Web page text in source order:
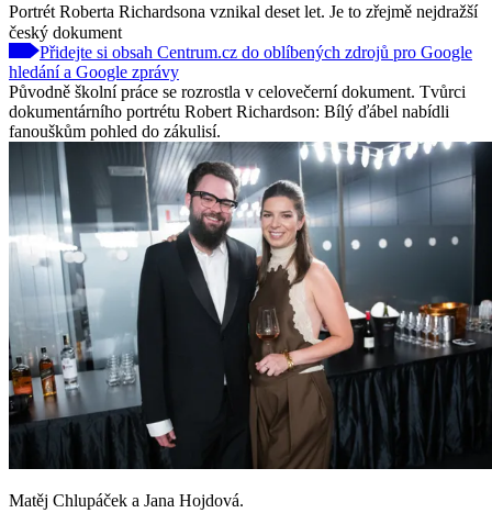
Portrét Roberta Richardsona vznikal deset let. Je to zřejmě nejdražší
český dokument
Přidejte si obsah Centrum.cz do oblíbených zdrojů pro Google
hledání a Google zprávy
Původně školní práce se rozrostla v celovečerní dokument. Tvůrci
dokumentárního portrétu Robert Richardson: Bílý ďábel nabídli
fanouškům pohled do zákulisí.
Matěj Chlupáček a Jana Hojdová.